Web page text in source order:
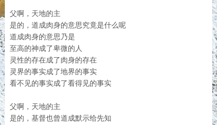
父啊，天地的主
是的，道成肉身的意思究竟是什么呢
道成肉身的意思乃是
至高的神成了卑微的人
灵性的存在成了肉身的存在
灵界的事实成了地界的事实
看不见的事实成了看得见的事实
父啊，天地的主
是的，基督也曾道成默示给先知